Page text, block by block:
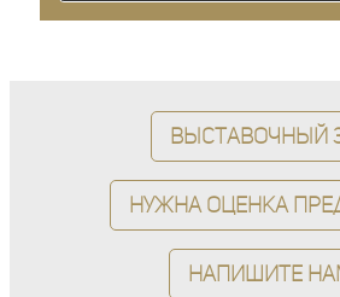
Выставочный
Нужна оценка
Напишите